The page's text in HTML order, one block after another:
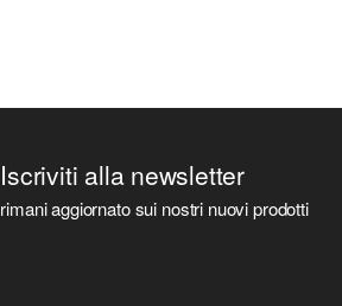
Iscriviti alla newsletter
rimani aggiornato sui nostri nuovi prodotti